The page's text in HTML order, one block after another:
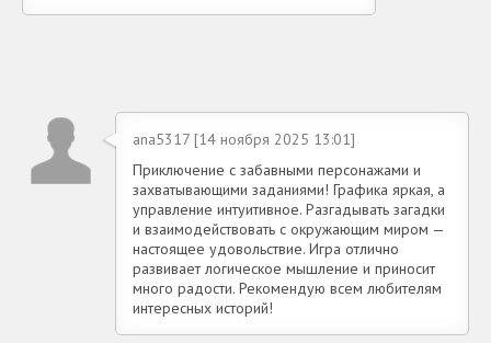
ana5317 [14 ноября 2025 13:01]
Приключение с забавными персонажами и
захватывающими заданиями! Графика яркая, а
управление интуитивное. Разгадывать загадки
и взаимодействовать с окружающим миром —
настоящее удовольствие. Игра отлично
развивает логическое мышление и приносит
много радости. Рекомендую всем любителям
интересных историй!